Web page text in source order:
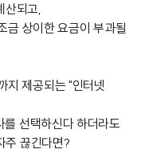
산되고,
금 상이한 요금이 부과될
지 제공되는 "인터넷
선택하신다 하더라도
주 끊긴다면?